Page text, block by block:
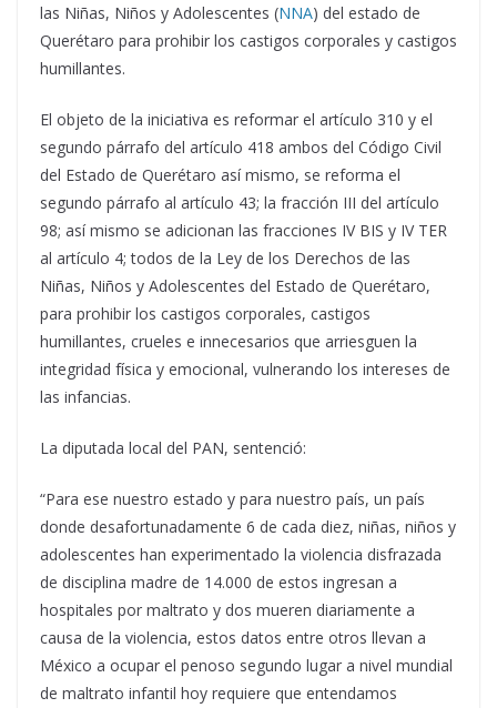
las Niñas, Niños y Adolescentes (NNA) del estado de
Querétaro para prohibir los castigos corporales y castigos
humillantes.
El objeto de la iniciativa es reformar el artículo 310 y el
segundo párrafo del artículo 418 ambos del Código Civil
del Estado de Querétaro así mismo, se reforma el
segundo párrafo al artículo 43; la fracción III del artículo
98; así mismo se adicionan las fracciones IV BIS y IV TER
al artículo 4; todos de la Ley de los Derechos de las
Niñas, Niños y Adolescentes del Estado de Querétaro,
para prohibir los castigos corporales, castigos
humillantes, crueles e innecesarios que arriesguen la
integridad física y emocional, vulnerando los intereses de
las infancias.
La diputada local del PAN, sentenció:
“Para ese nuestro estado y para nuestro país, un país
donde desafortunadamente 6 de cada diez, niñas, niños y
adolescentes han experimentado la violencia disfrazada
de disciplina madre de 14.000 de estos ingresan a
hospitales por maltrato y dos mueren diariamente a
causa de la violencia, estos datos entre otros llevan a
México a ocupar el penoso segundo lugar a nivel mundial
de maltrato infantil hoy requiere que entendamos